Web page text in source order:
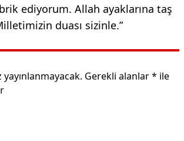
ediyorum. Allah ayaklarına taş
duası sizinle.”
Gerekli alanlar* ile